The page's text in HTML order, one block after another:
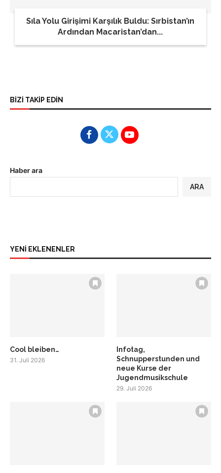
Sıla Yolu Girişimi Karşılık Buldu: Sırbistan’ın
Ardından Macaristan’dan...
BİZİ TAKİP EDİN
Haber ara
ARA
YENİ EKLENENLER
Cool bleiben…
31. Juli 2026
Infotag,
Schnupperstunden und
neue Kurse der
Jugendmusikschule
29. Juli 2026